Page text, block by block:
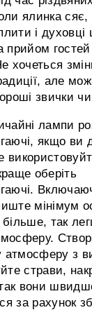
ялинка сяє,
і духовці
прийом гостей
хочеться
але
звички
лампи
якщо ви
оберіть
мінімум
більше, так
атмосферу з
страви,
вони
за рахунок